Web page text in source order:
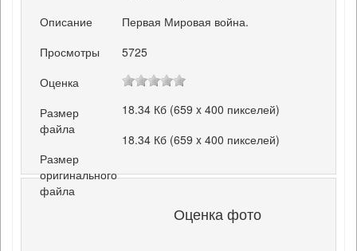
Описание
Первая Мировая война.
Просмотры
5725
Оценка
Размер
файла
18.34 Кб (659 x 400 пикселей)
Размер
оригинального
файла
18.34 Кб (659 x 400 пикселей)
Оценка фото